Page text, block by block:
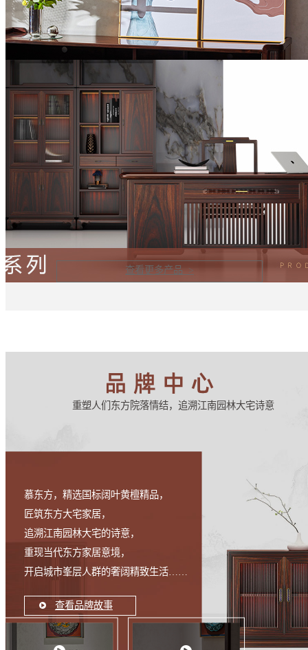
查看更多产品 >
重塑人们东方院落情结，追溯江南园林大宅诗意
慕东方，精选国标阔叶黄檀精品，
匠筑东方大宅家居，
追溯江南园林大宅的诗意，
重现当代东方家居意境，
开启城市峯层人群的奢阔精致生活……
查看品牌故事